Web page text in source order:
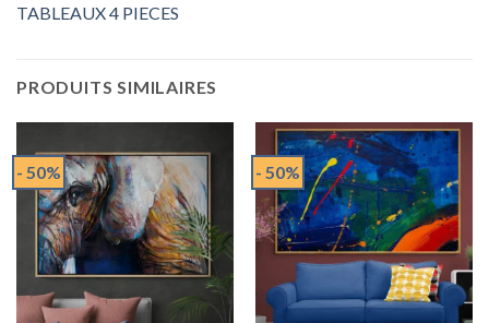
TABLEAUX 4 PIECES
PRODUITS SIMILAIRES
- 50% - 50%